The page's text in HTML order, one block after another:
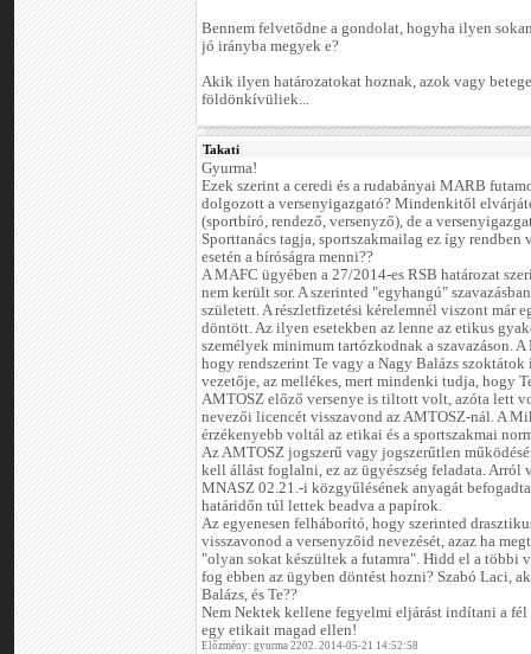
Bennem felvetődne a gondolat, hogyha ilyen
jó irányba megyek e?
Akik ilyen határozatokat hoznak, azok vagy
földönkívüliek...
Takati
Gyurma!
Ezek szerint a ceredi és a rudabányai MARB
dolgozott a versenyigazgató? Mindenkitől
(sportbíró, rendező, versenyző), de a
Sporttanács tagja, sportszakmailag ez így rendben
esetén a bíróságra menni??
A MAFC ügyében a 27/2014-es RSB határozat
nem került sor. A szerinted "egyhangú"
született. A részletfizetési kérelemnél viszont már
döntött. Az ilyen esetekben az lenne az etikus
személyek minimum tartózkodnak a szavazáson.
hogy rendszerint Te vagy a Nagy Balázs
vezetője, az mellékes, mert mindenki tudja, hogy
AMTOSZ előző versenye is tiltott volt, azóta lett
nevezői licencét visszavond az AMTOSZ-nál. A
érzékenyebb voltál az etikai és a sportszakmai
Az AMTOSZ jogszerű vagy jogszerűtlen
kell állást foglalni, ez az ügyészség feladata.
MNASZ 02.21.-i közgyűlésének anyagát
határidőn túl lettek beadva a papírok.
Az egyenesen felháborító, hogy szerinted
visszavonod a versenyzőid nevezését, azaz ha
"olyan sokat készültek a futamra". Hidd el a többi
fog ebben az ügyben döntést hozni? Szabó Laci,
Balázs, és Te??
Nem Nektek kellene fegyelmi eljárást indítani a fél
egy etikait magad ellen!
Előzmény: gyurma 2202. 2014-05-21 14:52:58